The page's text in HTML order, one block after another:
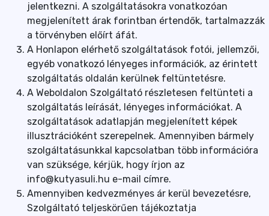
jelentkezni. A szolgáltatásokra vonatkozóan
megjelenített árak forintban értendők, tartalmazzák
a törvényben előírt áfát.
A Honlapon elérhető szolgáltatások fotói, jellemzői,
egyéb vonatkozó lényeges információk, az érintett
szolgáltatás oldalán kerülnek feltüntetésre.
A Weboldalon Szolgáltató részletesen feltünteti a
szolgáltatás leírását, lényeges információkat. A
szolgáltatások adatlapján megjelenített képek
illusztrációként szerepelnek. Amennyiben bármely
szolgáltatásunkkal kapcsolatban több információra
van szüksége, kérjük, hogy írjon az
info@kutyasuli.hu e-mail címre.
Amennyiben kedvezményes ár kerül bevezetésre,
Szolgáltató teljeskörűen tájékoztatja